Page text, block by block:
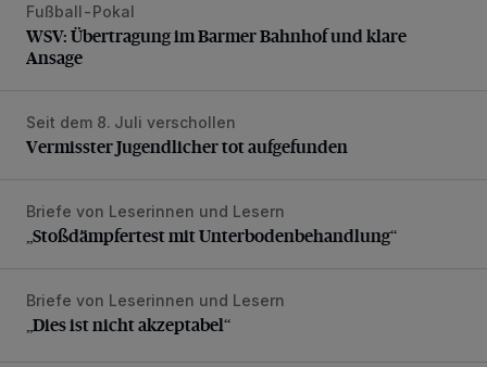
WSV: Übertragung im Barmer Bahnhof und klare Ansage
Fußball-Pokal
WSV: Übertragung im Barmer Bahnhof und klare
Ansage
Vermisster Jugendlicher tot aufgefunden
Seit dem 8. Juli verschollen
Vermisster Jugendlicher tot aufgefunden
„Stoßdämpfertest mit Unterbodenbehandlung“
Briefe von Leserinnen und Lesern
„Stoßdämpfertest mit Unterbodenbehandlung“
„Dies ist nicht akzeptabel“
Briefe von Leserinnen und Lesern
„Dies ist nicht akzeptabel“